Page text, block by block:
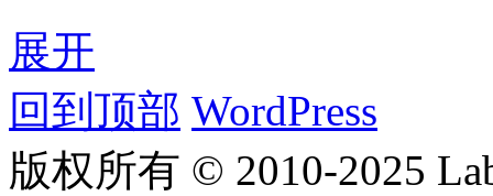
展开
回到顶部 WordPress
版权所有 © 2010-2025